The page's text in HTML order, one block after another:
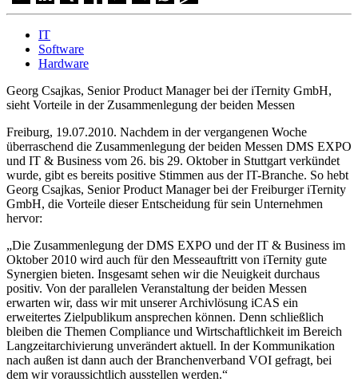
IT
Software
Hardware
Georg Csajkas, Senior Product Manager bei der iTernity GmbH,
sieht Vorteile in der Zusammenlegung der beiden Messen
Freiburg, 19.07.2010. Nachdem in der vergangenen Woche
überraschend die Zusammenlegung der beiden Messen DMS EXPO
und IT & Business vom 26. bis 29. Oktober in Stuttgart verkündet
wurde, gibt es bereits positive Stimmen aus der IT-Branche. So hebt
Georg Csajkas, Senior Product Manager bei der Freiburger iTernity
GmbH, die Vorteile dieser Entscheidung für sein Unternehmen
hervor:
„Die Zusammenlegung der DMS EXPO und der IT & Business im
Oktober 2010 wird auch für den Messeauftritt von iTernity gute
Synergien bieten. Insgesamt sehen wir die Neuigkeit durchaus
positiv. Von der parallelen Veranstaltung der beiden Messen
erwarten wir, dass wir mit unserer Archivlösung iCAS ein
erweitertes Zielpublikum ansprechen können. Denn schließlich
bleiben die Themen Compliance und Wirtschaftlichkeit im Bereich
Langzeitarchivierung unverändert aktuell. In der Kommunikation
nach außen ist dann auch der Branchenverband VOI gefragt, bei
dem wir voraussichtlich ausstellen werden.“